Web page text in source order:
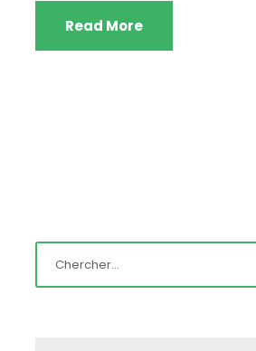
Read More